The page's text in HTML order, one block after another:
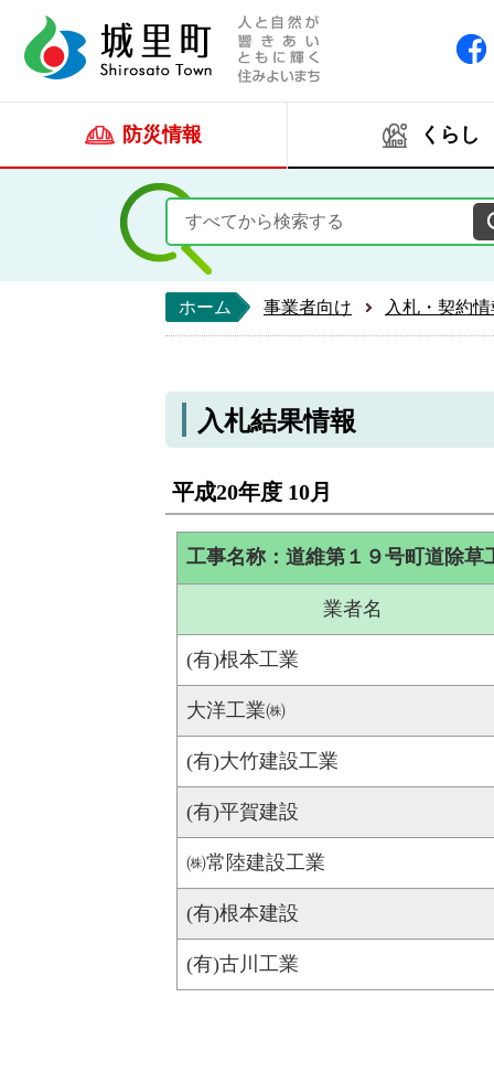
防災情報 くらし
ホーム 事業者向け 入札・契約
入札結果情報
平成20年度 10月
工事名称：道維第１９号町道除草
業者名
(有)根本工業
大洋工業㈱
(有)大竹建設工業
(有)平賀建設
㈱常陸建設工業
(有)根本建設
(有)古川工業